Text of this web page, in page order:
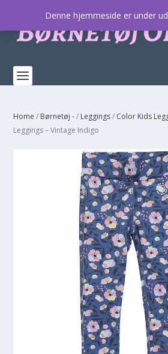
Home / Børnetøj -/ Leggings/ Color Kids
Leggings – Vintage Indigo
Denne hjemmeside er under